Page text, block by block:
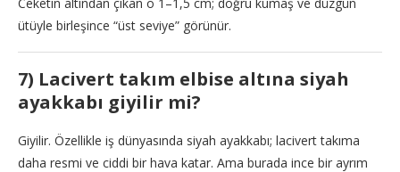
ütüyle birleşince “üst seviye” görünür.
7) Lacivert takım elbise altına siyah
ayakkabı giyilir mi?
Giyilir. Özellikle iş dünyasında siyah ayakkabı; lacivert takıma
daha resmi ve ciddi bir hava katar. Ama burada ince bir ayrım